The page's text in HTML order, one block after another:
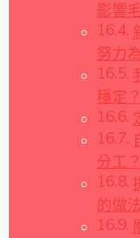
影響
努力
穩定？
分工？
的做